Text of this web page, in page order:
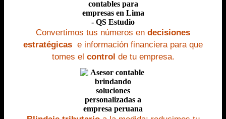
Convertimos tus números en decisiones
estratégicas e información financiera para que
tomes el control de tu empresa.